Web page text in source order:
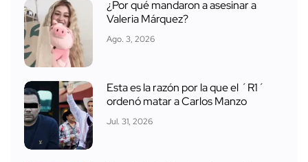
¿Por qué mandaron a asesinar a
Valeria Márquez?
Ago. 3, 2026
Esta es la razón por la que el ´R1´
ordenó matar a Carlos Manzo
Jul. 31, 2026